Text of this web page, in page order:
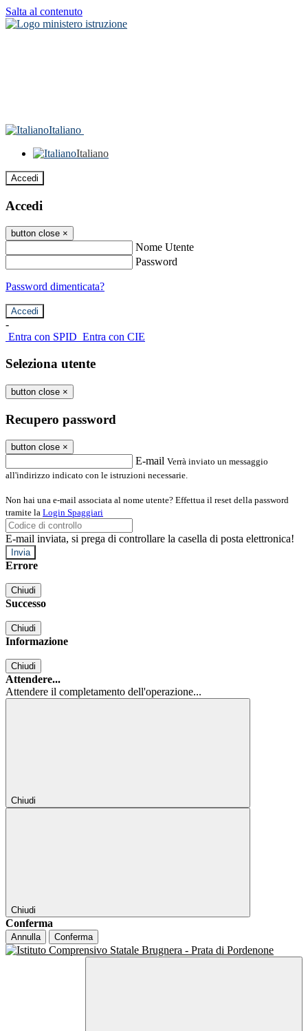
Salta al contenuto
Italiano
Italiano
Accedi
Accedi
button close ×
Nome Utente
Password
Password dimenticata?
-
Entra con SPID Entra con CIE
Seleziona utente
button close ×
Recupero password
button close ×
E-mail Verrà inviato un messaggio
all'indirizzo indicato con le istruzioni necessarie.
Non hai una e-mail associata al nome utente? Effettua il reset della password
tramite la Login Spaggiari
E-mail inviata, si prega di controllare la casella di posta elettronica!
Errore
Chiudi
Successo
Chiudi
Informazione
Chiudi
Attendere...
Attendere il completamento dell'operazione...
Chiudi
Chiudi
Conferma
Annulla Conferma